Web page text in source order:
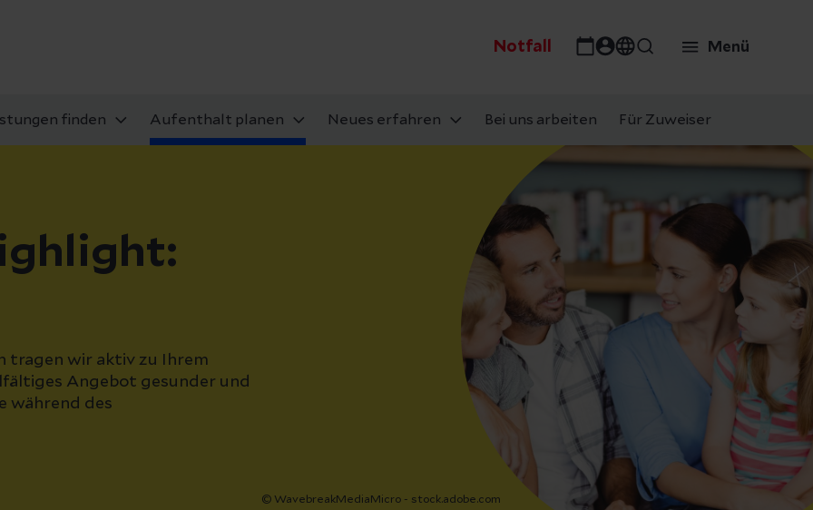
Notfall Menü
finden Aufenthalt planen Neues erfahren Bei uns arbeiten Für Zuweiser
tragen wir aktiv zu Ihrem
Angebot gesunder und
während des
© WavebreakMediaMicro - stock.adobe.com